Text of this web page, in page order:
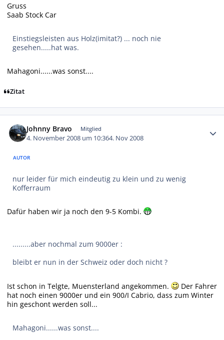
Gruss
Saab Stock Car
Einstiegsleisten aus Holz(imitat?) ... noch nie
gesehen.....hat was.
Mahagoni......was sonst....
Zitat
Johnny Bravo Mitglied
4. November 2008 um 10:364. Nov 2008
AUTOR
nur leider für mich eindeutig zu klein und zu wenig
Kofferraum
Dafür haben wir ja noch den 9-5 Kombi.
.........aber nochmal zum 9000er :
bleibt er nun in der Schweiz oder doch nicht ?
Ist schon in Telgte, Muensterland angekommen.
Der Fahrer
hat noch einen 9000er und ein 900/I Cabrio, dass zum Winter
hin geschont werden soll...
Mahagoni......was sonst....